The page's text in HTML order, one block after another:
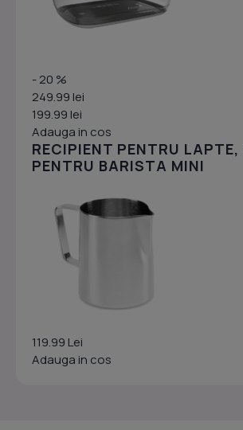
- 20 %
249.99 lei
199.99 lei
Adauga in cos
RECIPIENT PENTRU
PENTRU BARISTA MINI
119.99 Lei
Adauga in cos